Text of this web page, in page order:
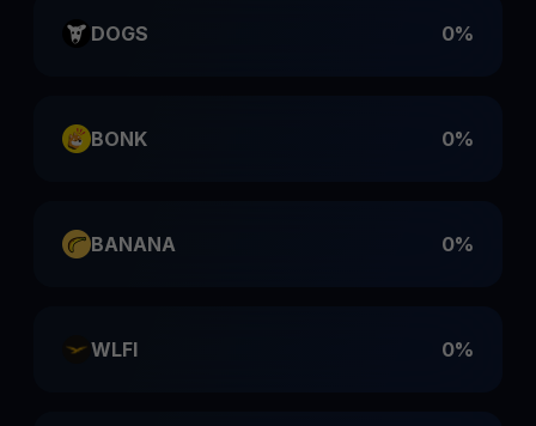
DOGS 0%
BONK 0%
BANANA 0%
WLFI 0%